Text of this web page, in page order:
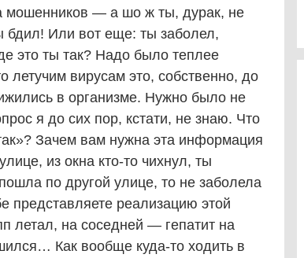
мошенников — а шо ж ты, дурак, не
бдил! Или вот еще: ты заболел,
это ты так? Надо было теплее
летучим вирусам это, собственно, до
в организме. Нужно было не
я до сих пор, кстати, не знаю. Что
Зачем вам нужна эта информация
из окна кто-то чихнул, ты
по другой улице, то не заболела
представляете реализацию этой
летал, на соседней — гепатит на
Как вообще куда-то ходить в